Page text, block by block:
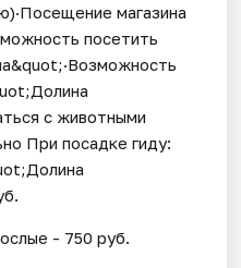
магазина
посетить
с животными
При посадке гиду:
- 750 руб.